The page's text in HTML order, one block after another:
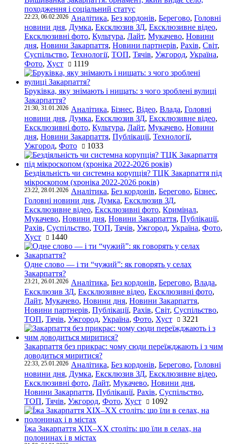
походження і соціальний статус
22:23, 06.02.2026 Аналітика, Без кордонів, Берегово, Головні
новини дня, Думка, Ексклюзив ЗД, Ексклюзивне відео,
Ексклюзивні фото, Культура, Лайт, Мукачево, Новини
дня, Новини Закарпаття, Новини партнерів, Рахів, Світ,
Суспільство, Технології, ТОП, Тячів, Ужгород, Україна,
Фото, Хуст 1119
Бруківка, яку знімають і нищать: з чого зроблені вулиці
Закарпаття?
21:30, 31.01.2026 Аналітика, Бізнес, Відео, Влада, Головні
новини дня, Думка, Ексклюзив ЗД, Ексклюзивне відео,
Ексклюзивні фото, Культура, Лайт, Мукачево, Новини
дня, Новини Закарпаття, Публікації, Технології,
Ужгород, Фото 1033
Бездіяльність чи системна корупція? ТЦК Закарпаття під
мікроскопом (хроніка 2022-2026 років)
23:22, 28.01.2026 Аналітика, Без кордонів, Берегово, Бізнес,
Головні новини дня, Думка, Ексклюзив ЗД,
Ексклюзивне відео, Ексклюзивні фото, Кримінал,
Мукачево, Новини дня, Новини Закарпаття, Публікації,
Рахів, Суспільство, ТОП, Тячів, Ужгород, Україна, Фото,
Хуст
1440
Одне слово — і ти “чужий”: як говорять у селах
Закарпаття?
23:21, 26.01.2026 Аналітика, Без кордонів, Берегово, Влада,
Ексклюзив ЗД, Ексклюзивне відео, Ексклюзивні фото,
Лайт, Мукачево, Новини дня, Новини Закарпаття,
Новини партнерів, Публікації, Рахів, Світ, Суспільство,
ТОП, Тячів, Ужгород, Україна, Фото, Хуст 3221
Закарпаття без прикрас: чому сюди переїжджають і з чим
доводиться миритися?
22:33, 25.01.2026 Аналітика, Без кордонів, Берегово, Головні
новини дня, Думка, Ексклюзив ЗД, Ексклюзивне відео,
Ексклюзивні фото, Лайт, Мукачево, Новини дня,
Новини Закарпаття, Публікації, Рахів, Суспільство,
ТОП, Тячів, Ужгород, Фото, Хуст 1092
Їжа Закарпаття ХІХ–ХХ століть: що їли в селах, на
полонинах і в містах